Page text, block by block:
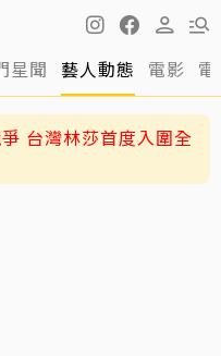
星聞 藝人動態 電影
全